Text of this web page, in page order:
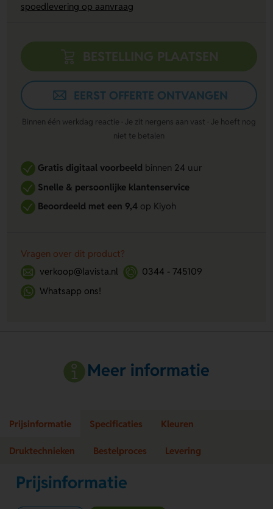
spoedlevering op aanvraag
BESTELLING PLAATSEN
EERST OFFERTE ONTVANGEN
Binnen één werkdag reactie · Je zit nergens aan vast · Je hoeft nog
niet te betalen
Gratis digitaal voorbeeldbinnen 24 uur
Snelle & persoonlijke klantenservice
Beoordeeld met een 9,4op Kiyoh
Vragen over dit product?
verkoop@lavista.nl
0344 - 745109
Whatsapp ons!
Meer informatie
Prijsinformatie Specificaties Kleuren
Druktechnieken Bestelproces Levering
Prijsinformatie